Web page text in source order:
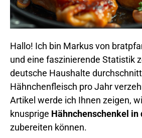
Hallo! Ich bin Markus von
und eine faszinierende Statistik
deutsche Haushalte
Hähnchenfleisch pro Jahr
Artikel werde ich Ihnen zeigen,
knusprige Hähnchenschenkel in
zubereiten können.